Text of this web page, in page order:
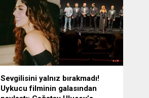
ile ayrıldığını açıklayan Beyza, canlı
yayındaki itirafıyla herkesi şaşırttı.
Sevgilisini yalnız bırakmadı!
Uykucu filminin galasından